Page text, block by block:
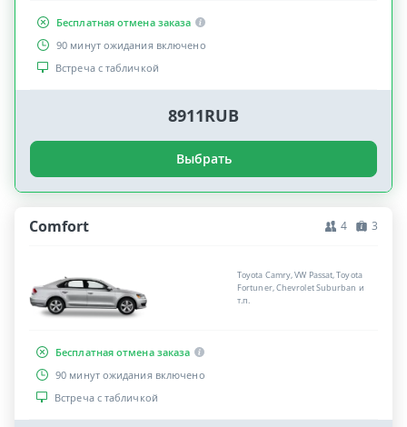
Бесплатная отмена заказа
90 минут ожидания включено
Встреча с табличкой
8911RUB
Выбрать
Comfort 4 3
Toyota Camry, VW Passat, Toyota
Fortuner, Chevrolet Suburban и
т.п.
Бесплатная отмена заказа
90 минут ожидания включено
Встреча с табличкой